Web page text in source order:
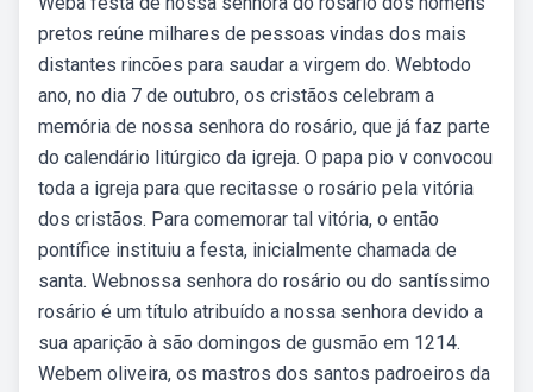
pretos reúne milhares de pessoas vindas dos mais
distantes rincões para saudar a virgem do. Webtodo
ano, no dia 7 de outubro, os cristãos celebram a
memória de nossa senhora do rosário, que já faz parte
do calendário litúrgico da igreja. O papa pio v convocou
toda a igreja para que recitasse o rosário pela vitória
dos cristãos. Para comemorar tal vitória, o então
pontífice instituiu a festa, inicialmente chamada de
santa. Webnossa senhora do rosário ou do santíssimo
rosário é um título atribuído a nossa senhora devido a
sua aparição à são domingos de gusmão em 1214.
Webem oliveira, os mastros dos santos padroeiros da